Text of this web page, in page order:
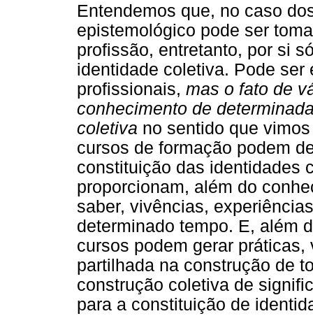
Entendemos que, no caso
epistemológico pode ser
profissão, entretanto, por si
identidade coletiva. Pode
profissionais, mas o fato de
conhecimento de
coletiva no sentido que
cursos de formação podem
constituição das identidades
proporcionam, além do
saber, vivências,
determinado tempo. E, além
cursos podem gerar
partilhada na construção de
construção coletiva de
para a constituição de